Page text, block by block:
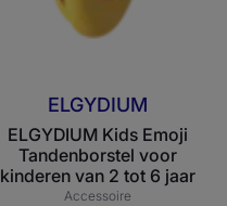
ELGYDIUM
ELGYDIUM Kids Emoji
Tandenborstel voor
kinderen van 2 tot 6 jaar
Accessoire